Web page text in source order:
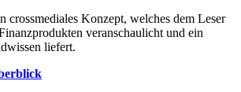
crossmediales Konzept, welches dem Leser
veranschaulicht und ein
liefert.